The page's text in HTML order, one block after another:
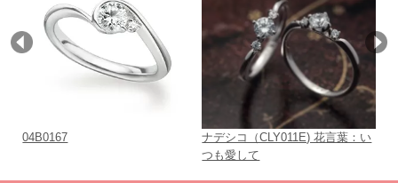
04B0167
ナデシコ（CLY011E) 花言葉：い
つも愛して